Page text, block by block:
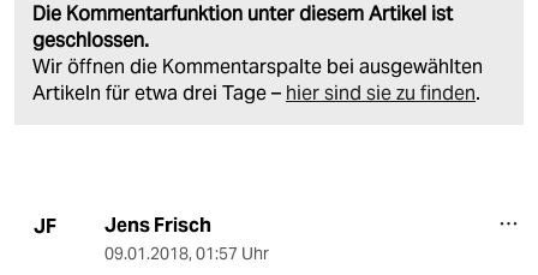
Die Kommentarfunktion unter diesem Artikel ist
geschlossen.
Wir öffnen die Kommentarspalte bei ausgewählten
Artikeln für etwa drei Tage – hier sind sie zu finden.
JF Jens Frisch
09.01.2018, 01:57 Uhr